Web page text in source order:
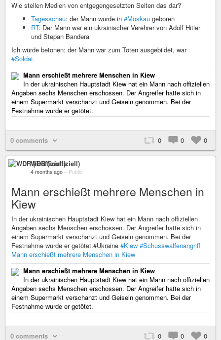
Wie stellen Medien von entgegengesetzten Seiten das dar?
Tagesschau: der Mann wurde in #Moskau geboren
RT: Der Mann war ein ukrainischer Verehrer von Adolf Hitler
und Stepan Bandera
Ich würde betonen: der Mann war zum Töten ausgebildet, war
#Soldat.
Mann erschießt mehrere Menschen in Kiew
In der ukrainischen Hauptstadt Kiew hat ein Mann nach offiziellen
Angaben sechs Menschen erschossen. Der Angreifer hatte sich in
einem Supermarkt verschanzt und Geiseln genommen. Bei der
Festnahme wurde er getötet.
0 comments 0 0 0
WDR (inoffiziell)
4 months ago – Public
Mann erschießt mehrere Menschen in
Kiew
In der ukrainischen Hauptstadt Kiew hat ein Mann nach offiziellen
Angaben sechs Menschen erschossen. Der Angreifer hatte sich in
einem Supermarkt verschanzt und Geiseln genommen. Bei der
Festnahme wurde er getötet.#Ukraine #Kiew #Schusswaffenangriff
Mann erschießt mehrere Menschen in Kiew
Mann erschießt mehrere Menschen in Kiew
In der ukrainischen Hauptstadt Kiew hat ein Mann nach offiziellen
Angaben sechs Menschen erschossen. Der Angreifer hatte sich in
einem Supermarkt verschanzt und Geiseln genommen. Bei der
Festnahme wurde er getötet.
0 comments 0 0 0